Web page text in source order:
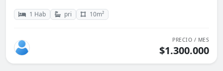
1 Hab pri 10m²
PRECIO / MES
$1.300.000